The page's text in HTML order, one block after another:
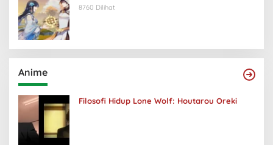
8760 Dilihat
Anime
Filosofi Hidup Lone Wolf: Houtarou Oreki